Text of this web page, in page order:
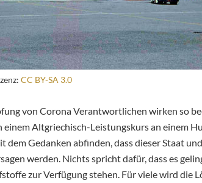
CC BY-SA 3.0
von Corona Verantwortlichen wirken so
Altgriechisch-Leistungskurs an einem
Gedanken abfinden, dass dieser Staat
werden. Nichts spricht dafür, dass es
zur Verfügung stehen. Für viele wird die